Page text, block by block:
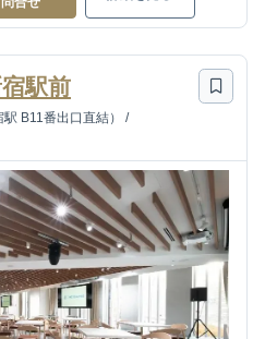
駅前
B11番出口直結）
/